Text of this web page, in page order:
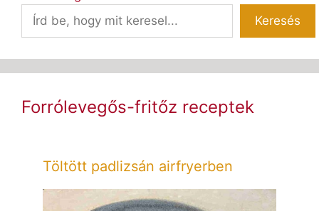
Keresés
Forrólevegős-fritőz receptek
Töltött padlizsán airfryerben